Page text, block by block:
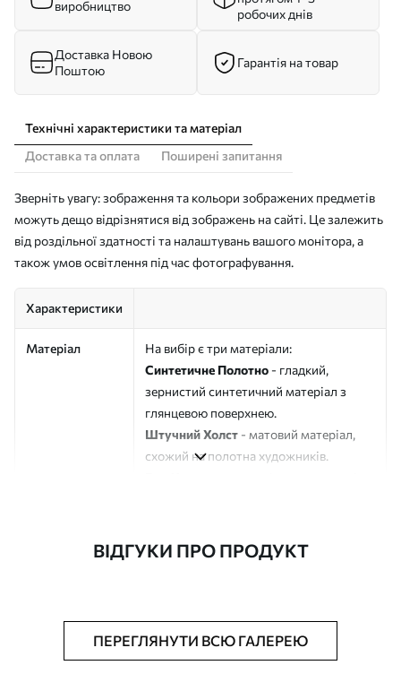
виробництво
робочих днів
Доставка Новою
Поштою
Гарантія на товар
Технічні характеристики та матеріал
Доставка та оплата
Поширені запитання
Зверніть увагу: зображення та кольори зображених предметів
можуть дещо відрізнятися від зображень на сайті. Це залежить
від роздільної здатності та налаштувань вашого монітора, а
також умов освітлення під час фотографування.
Характеристики
Матеріал
На вибір є три матеріали:
Синтетичне Полотно - гладкий,
зернистий синтетичний матеріал з
глянцевою поверхнею.
Штучний Холст - матовий матеріал,
схожий на полотна художників.
Додатково Можна додати лакове покриття.
ВІДГУКИ ПРО ПРОДУКТ
ПЕРЕГЛЯНУТИ ВСЮ ГАЛЕРЕЮ